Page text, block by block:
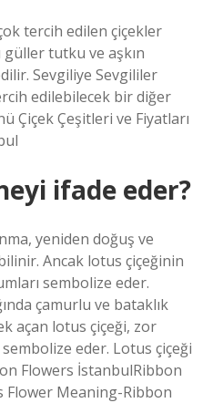
tercih edilen çiçekler
güller tutku ve aşkın
Sevgiliye Sevgililer
edilebilecek bir diğer
Çiçek Çeşitleri ve Fiyatları
ifade eder?
yeniden doğuş ve
Ancak lotus çiçeğinin
sembolize eder.
çamurlu ve bataklık
açan lotus çiçeği, zor
eder. Lotus çiçeği
Flowers İstanbulRibbon
Flower Meaning-Ribbon